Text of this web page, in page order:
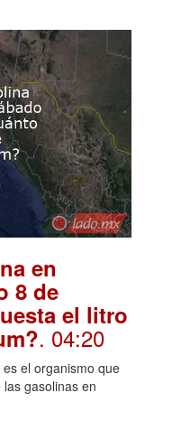
en
8 de
el litro
. 04:20
el organismo que
gasolinas en